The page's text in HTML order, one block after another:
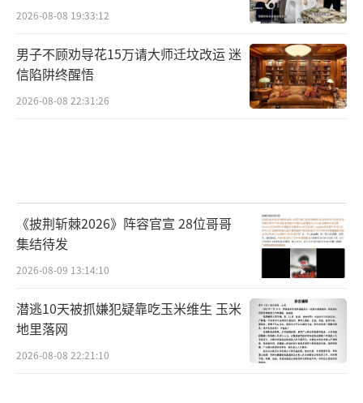
2026-08-08 19:33:12
男子不顾劝导花15万请大师迁坟改运 迷
信陷阱终醒悟
2026-08-08 22:31:26
《披荆斩棘2026》阵容官宣 28位哥哥
集结待发
2026-08-09 13:14:10
潜逃10天被抓嫌犯疑靠吃玉米维生 玉米
地里落网
2026-08-08 22:21:10